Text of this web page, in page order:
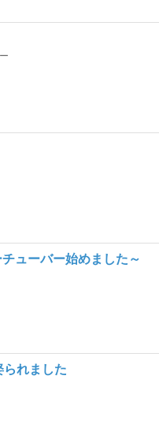
ューバー始めました～
れました